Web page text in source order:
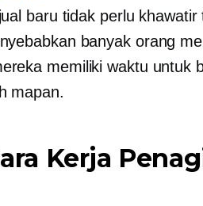
baru tidak perlu khawatir
banyak orang
memiliki waktu untuk
mapan.
Kerja